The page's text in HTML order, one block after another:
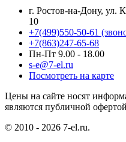
г. Ростов-на-Дону, ул.
10
+7(499)550-50-61
+7(863)247-65-68
Пн-Пт 9.00 - 18.00
s-e@7-el.ru
Посмотреть на карте
Цены на сайте носят
являются публичной офертой
© 2010 - 2026 7-el.ru.